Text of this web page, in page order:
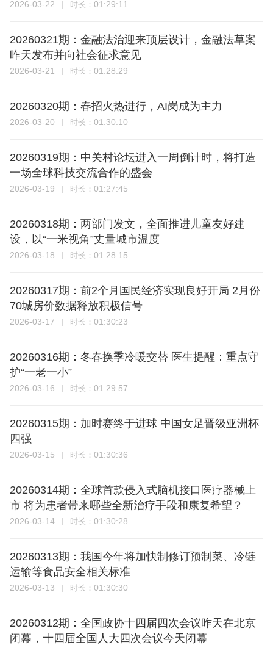
2026-03-22 时长： 01:29:11
20260321期：金融法治迎来顶层设计，金融法草案
昨天发布并向社会征求意见
2026-03-21 时长： 01:28:29
20260320期：春招火热进行，AI岗成为主力
2026-03-20 时长： 01:30:10
20260319期：中关村论坛进入一周倒计时，将打造
一场全球科技交流合作的盛会
2026-03-19 时长： 01:27:45
20260318期：两部门发文，全面推进儿童友好建
设，以“一米视角”丈量城市温度
2026-03-18 时长： 01:28:15
20260317期：前2个月国民经济实现良好开局 2月份
70城房价数据释放积极信号
2026-03-17 时长： 01:30:23
20260316期：冬春换季冷暖交替 医生提醒：重点守
护“一老一小”
2026-03-16 时长： 01:29:57
20260315期：加时赛终于进球 中国女足晋级亚洲杯
四强
2026-03-15 时长： 01:30:36
20260314期：全球首款侵入式脑机接口医疗器械上
市 将为患者带来哪些全新治疗手段和康复希望？
2026-03-14 时长： 01:30:28
20260313期：我国今年将加快制修订预制菜、冷链
运输等食品安全相关标准
2026-03-13 时长： 01:30:30
20260312期：全国政协十四届四次会议昨天在北京
闭幕，十四届全国人大四次会议今天闭幕